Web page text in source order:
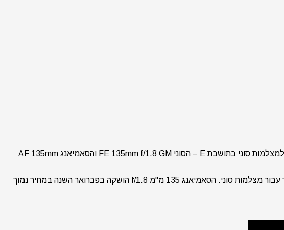
אחרי חודשים של בדיקות, מבחנים ועבודה בשטח אנו גאים להביא בפניכם היום השוואה מקיפה בין שתי עדשות 135 מ"מ למצלמות סוני בתושבת E – הסוני FE 135mm f/1.8 GM והסאמיאנג AF 135mm
עדשת הסוני 135 מ"מ מסדרת ה-GM הושקה בפברואר 2019 והפכה עד מהרה לאחת מעדשות הפורטרטים הנחשקות ביותר עבור מצלמות סוני. הסאמיאנג 135 מ"מ f/1.8 הושקה בפברואר השנה במחיר נמוך